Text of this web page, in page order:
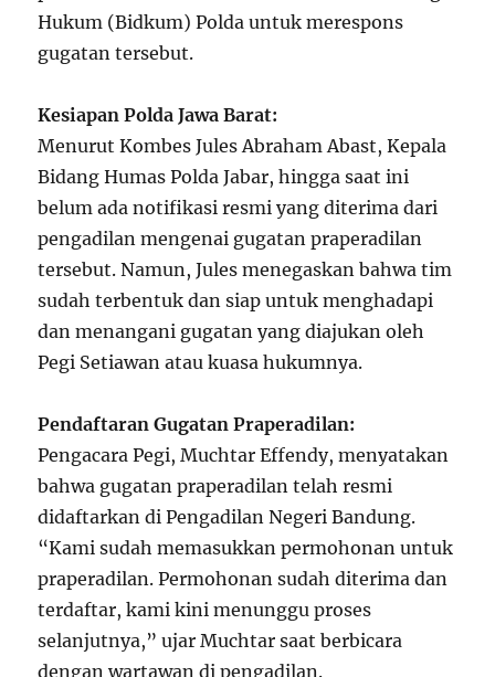
Hukum (Bidkum) Polda untuk merespons
gugatan tersebut.
Kesiapan Polda Jawa Barat:
Menurut Kombes Jules Abraham Abast, Kepala
Bidang Humas Polda Jabar, hingga saat ini
belum ada notifikasi resmi yang diterima dari
pengadilan mengenai gugatan praperadilan
tersebut. Namun, Jules menegaskan bahwa tim
sudah terbentuk dan siap untuk menghadapi
dan menangani gugatan yang diajukan oleh
Pegi Setiawan atau kuasa hukumnya.
Pendaftaran Gugatan Praperadilan:
Pengacara Pegi, Muchtar Effendy, menyatakan
bahwa gugatan praperadilan telah resmi
didaftarkan di Pengadilan Negeri Bandung.
“Kami sudah memasukkan permohonan untuk
praperadilan. Permohonan sudah diterima dan
terdaftar, kami kini menunggu proses
selanjutnya,” ujar Muchtar saat berbicara
dengan wartawan di pengadilan.